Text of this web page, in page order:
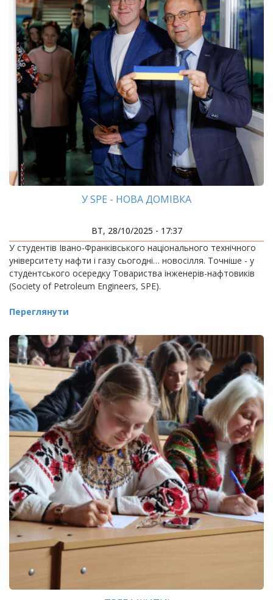
У SPE - НОВА ДОМІВКА
ВТ, 28/10/2025 - 17:37
У студентів Івано-Франківського національного технічного
університету нафти і газу сьогодні… новосілля. Точніше - у
студентського осередку Товариства інженерів-нафтовиків
(Society of Petroleum Engineers, SPE).
Переглянути